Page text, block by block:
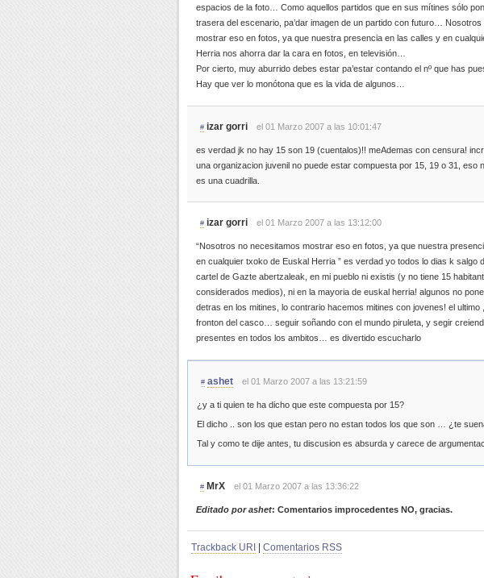
espacios de la foto… Como aquellos partidos que en sus mítines sólo
trasera del escenario, pa’dar imagen de un partido con futuro… Nosotros
mostrar eso en fotos, ya que nuestra presencia en las calles y en
Herria nos ahorra dar la cara en fotos, en televisión…
Por cierto, muy aburrido debes estar pa’estar contando el nº que has
Hay que ver lo monótona que es la vida de algunos…
# izar gorri el 01 Marzo 2007 a las 10:01:47
es verdad jk no hay 15 son 19 (cuentalos)!! meAdemas con censura!
una organizacion juvenil no puede estar compuesta por 15, 19 o 31, eso
es una cuadrilla.
# izar gorri el 01 Marzo 2007 a las 13:12:00
“Nosotros no necesitamos mostrar eso en fotos, ya que nuestra
en cualquier txoko de Euskal Herria ” es verdad yo todos lo dias k salgo
cartel de Gazte abertzaleak, en mi pueblo ni existis (y no tiene 15
considerados medios), ni en la mayoria de euskal herria! algunos no
detras en los mitines, lo contrario hacemos mitines con jovenes! el ultimo
fronton del casco… seguir soñando con el mundo piruleta, y segir
presentes en todos los ambitos… es divertido escucharlo
# ashet el 01 Marzo 2007 a las 13:21:59
¿y a ti quien te ha dicho que este compuesta por 15?
El dicho .. son los que estan pero no estan todos los que son … ¿te
Tal y como te dije antes, tu discusion es absurda y carece de
# MrX el 01 Marzo 2007 a las 13:36:22
Editado por ashet: Comentarios improcedentes NO, gracias.
Trackback URI Comentarios RSS